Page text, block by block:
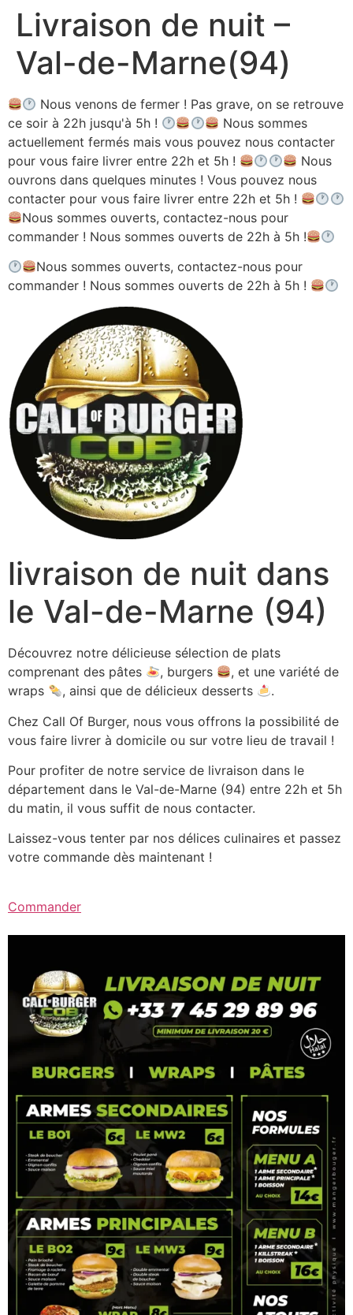
Aller
contenu
Livraison de nuit –
Val-de-Marne(94)
Nous venons de fermer ! Pas grave, on se retrouve
ce soir à 22h jusqu'à 5h !
Nous sommes
actuellement fermés mais vous pouvez nous contacter
pour vous faire livrer entre 22h et 5h !
Nous
ouvrons dans quelques minutes ! Vous pouvez nous
contacter pour vous faire livrer entre 22h et 5h !
Nous sommes ouverts, contactez-nous pour
commander ! Nous sommes ouverts de 22h à 5h !
Nous sommes ouverts, contactez-nous pour
commander ! Nous sommes ouverts de 22h à 5h !
livraison de nuit dans
le Val-de-Marne (94)
Découvrez notre délicieuse sélection de plats
comprenant des pâtes
, burgers
, et une variété de
wraps
, ainsi que de délicieux desserts
.
Chez Call Of Burger, nous vous offrons la possibilité de
vous faire livrer à domicile ou sur votre lieu de travail !
Pour profiter de notre service de livraison dans le
département dans le Val-de-Marne (94) entre 22h et 5h
du matin, il vous suffit de nous contacter.
Laissez-vous tenter par nos délices culinaires et passez
votre commande dès maintenant !
Commander